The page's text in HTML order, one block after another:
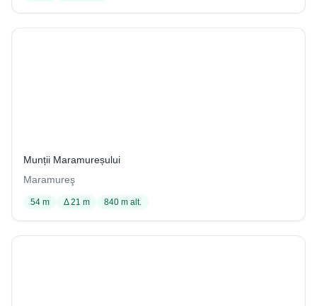
Munții Maramureșului
Maramureş
54 m Δ 21 m 840 m alt.